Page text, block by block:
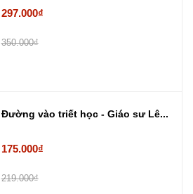
297.000₫
350.000₫
Đường vào triết học - Giáo sư Lê...
175.000₫
219.000₫